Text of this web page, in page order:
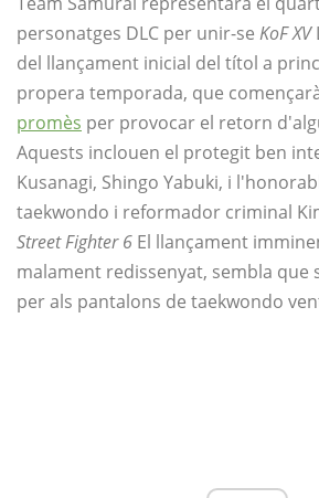
personatges DLC per unir-se KoF XV
del llançament inicial del títol a
propera temporada, que
promès per provocar el retorn
Aquests inclouen el protegit ben
Kusanagi, Shingo Yabuki, i
taekwondo i reformador criminal
Street Fighter 6 El llançament
malament redissenyat, sembla que
per als pantalons de taekwondo